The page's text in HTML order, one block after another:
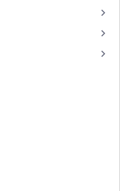
keyboard_arrow_right
keyboard_arrow_right
keyboard_arrow_right